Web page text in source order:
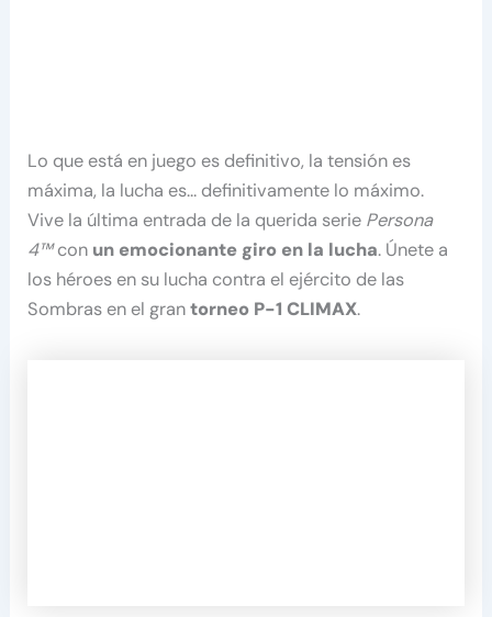
Lo que está en juego es definitivo, la tensión es
máxima, la lucha es… definitivamente lo máximo.
Vive la última entrada de la querida serie Persona
4™con un emocionante giro en la lucha. Únete a
los héroes en su lucha contra el ejército de las
Sombras en el grantorneo P-1 CLIMAX.